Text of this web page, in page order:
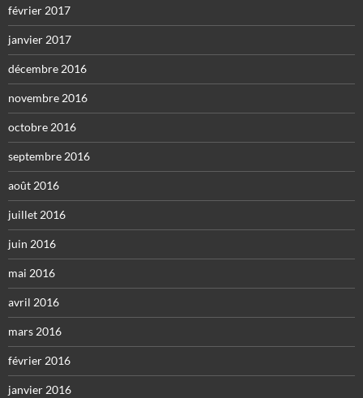
février 2017
janvier 2017
décembre 2016
novembre 2016
octobre 2016
septembre 2016
août 2016
juillet 2016
juin 2016
mai 2016
avril 2016
mars 2016
février 2016
janvier 2016